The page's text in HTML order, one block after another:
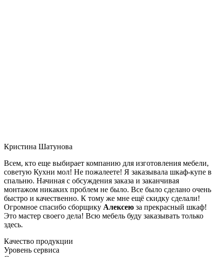
Кристина Шатунова
Всем, кто еще выбирает компанию для изготовления мебели,
советую Кухни мол! Не пожалеете! Я заказывала шкаф-купе в
спальню. Начиная с обсуждения заказа и заканчивая
монтажом никаких проблем не было. Все было сделано очень
быстро и качественно. К тому же мне ещё скидку сделали!
Огромное спасибо сборщику Алексею за прекрасный шкаф!
Это мастер своего дела! Всю мебель буду заказывать только
здесь.
Качество продукции
Уровень сервиса